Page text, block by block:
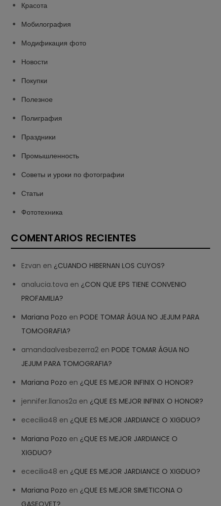
Красота
Мобилография
Модификация фото
Новости
Покупки
Полезное
Полиграфия
Праздники
Промышленность
Советы и уроки по фотографии
Статьи
Фототехника
COMENTARIOS RECIENTES
Ezvan en ¿CUANDO HIBERNAN LOS CUYOS?
analucia.tova en ¿CON QUE EPS TIENE CONVENIO
PROFAMILIA?
Mariana Pozo enPODE TOMAR ÁGUA NO JEJUM PARA
TOMOGRAFIA?
amandaalvesbezerra2 enPODE TOMAR ÁGUA NO
JEJUM PARA TOMOGRAFIA?
Mariana Pozo en ¿QUE ES MEJOR INFINIX O HONOR?
jennifer.llanos2a en ¿QUE ES MEJOR INFINIX O HONOR?
ececilia48 en ¿QUE ES MEJOR JARDIANCE O XIGDUO?
Mariana Pozo en ¿QUE ES MEJOR JARDIANCE O
XIGDUO?
ececilia48 en ¿QUE ES MEJOR JARDIANCE O XIGDUO?
Mariana Pozo en ¿QUE ES MEJOR SIMETICONA O
GASEOVET?